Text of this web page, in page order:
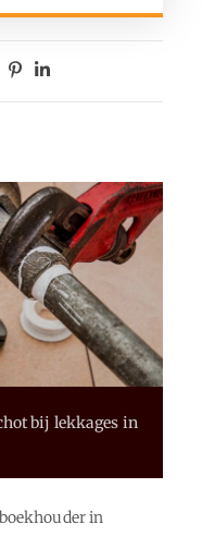
bij lekkages in
in